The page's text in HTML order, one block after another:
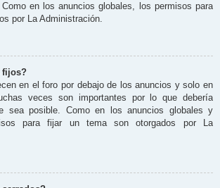
en los anuncios globales, los permisos para
por La Administración.
fijos?
en el foro por debajo de los anuncios y solo en
veces son importantes por lo que debería
sea posible. Como en los anuncios globales y
para fijar un tema son otorgados por La